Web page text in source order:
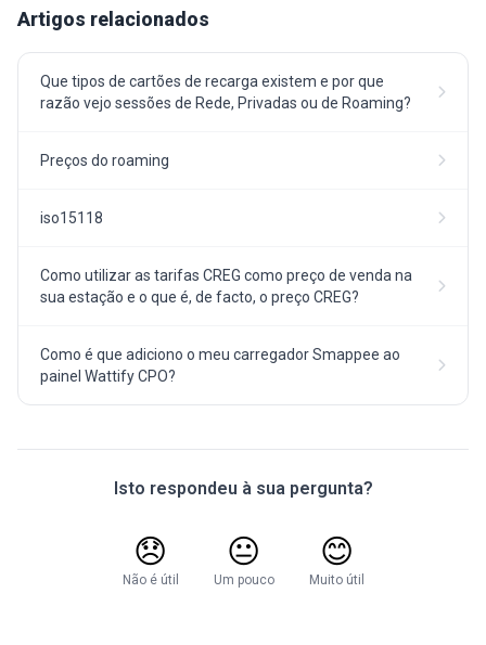
Artigos relacionados
Que tipos de cartões de recarga existem e por que
razão vejo sessões de Rede, Privadas ou de Roaming?
Preços do roaming
iso15118
Como utilizar as tarifas CREG como preço de venda na
sua estação e o que é, de facto, o preço CREG?
Como é que adiciono o meu carregador Smappee ao
painel Wattify CPO?
Isto respondeu à sua pergunta?
😞
Não é útil
😐
Um pouco
😊
Muito útil